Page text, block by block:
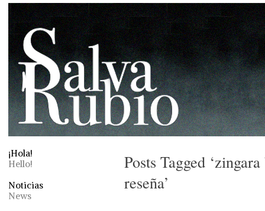
¡Hola!
Hello!
Noticias
News
Posts Tagged
reseña’